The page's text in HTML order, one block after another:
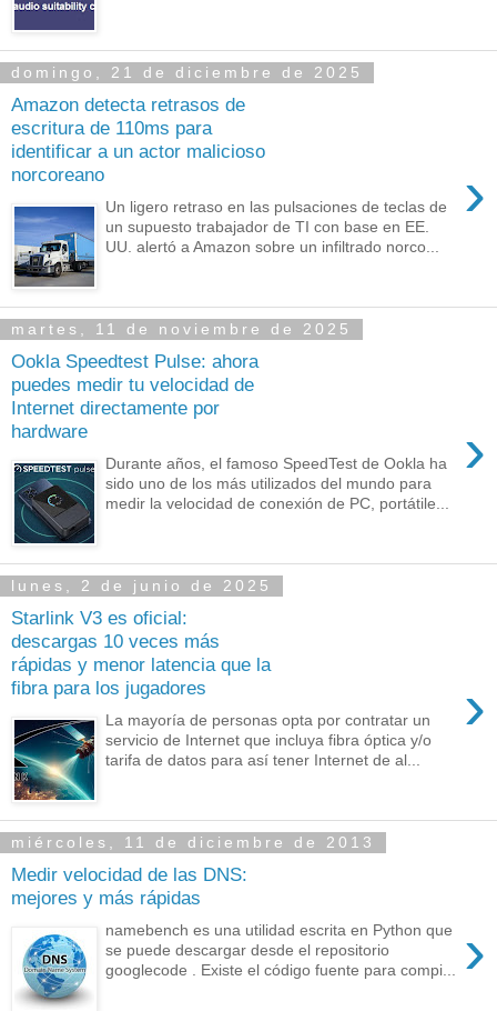
domingo, 21 de diciembre de 2025
Amazon detecta retrasos de
escritura de 110ms para
identificar a un actor malicioso
norcoreano
›
Un ligero retraso en las pulsaciones de teclas de
un supuesto trabajador de TI con base en EE.
UU. alertó a Amazon sobre un infiltrado norco...
martes, 11 de noviembre de 2025
Ookla Speedtest Pulse: ahora
puedes medir tu velocidad de
Internet directamente por
hardware
›
Durante años, el famoso SpeedTest de Ookla ha
sido uno de los más utilizados del mundo para
medir la velocidad de conexión de PC, portátile...
lunes, 2 de junio de 2025
Starlink V3 es oficial:
descargas 10 veces más
rápidas y menor latencia que la
fibra para los jugadores
›
La mayoría de personas opta por contratar un
servicio de Internet que incluya fibra óptica y/o
tarifa de datos para así tener Internet de al...
miércoles, 11 de diciembre de 2013
Medir velocidad de las DNS:
mejores y más rápidas
›
namebench es una utilidad escrita en Python que
se puede descargar desde el repositorio
googlecode . Existe el código fuente para compi...